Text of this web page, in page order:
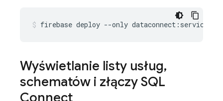
firebase deploy --only
Wyświetlanie listy usług,
schematów i złączySQL
Connect